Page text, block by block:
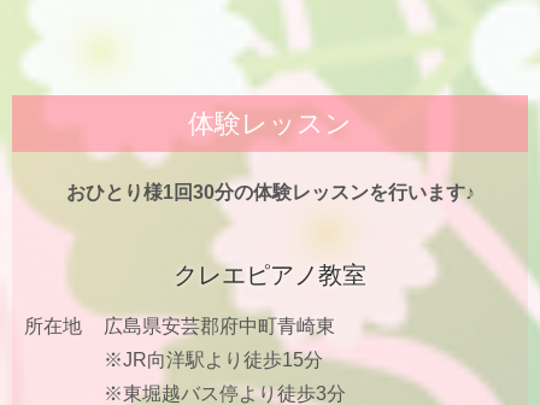
体験レッスン
おひとり様1回30分の体験レッスンを行います♪
クレエピアノ教室
所在地
広島県安芸郡府中町青崎東
※JR向洋駅より徒歩15分
※東堀越バス停より徒歩3分